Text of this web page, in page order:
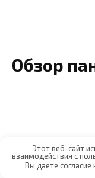
Обзор
Этот веб-сайт
взаимодействия с
Вы даете